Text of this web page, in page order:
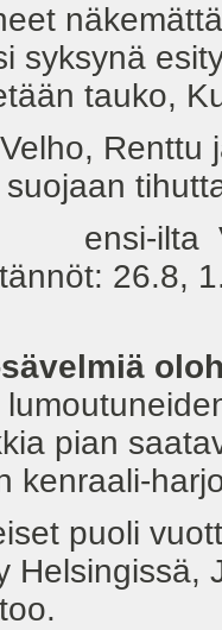
syksynä
Renttu
suojaan
ensi-ilta
26.8,
sävelmiä
pian
kenraali-
puoli
Helsingissä,